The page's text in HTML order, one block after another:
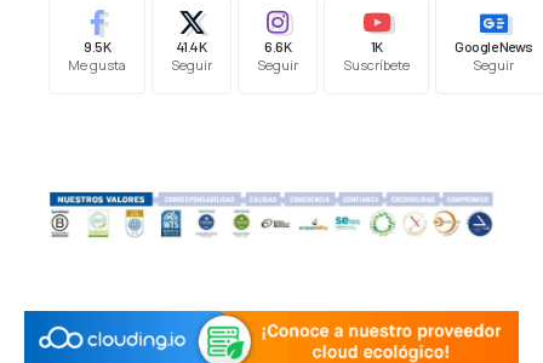
9.5K
Me gusta
41.4K
Seguir
6.6K
Seguir
1K
Suscríbete
Google News
Seguir